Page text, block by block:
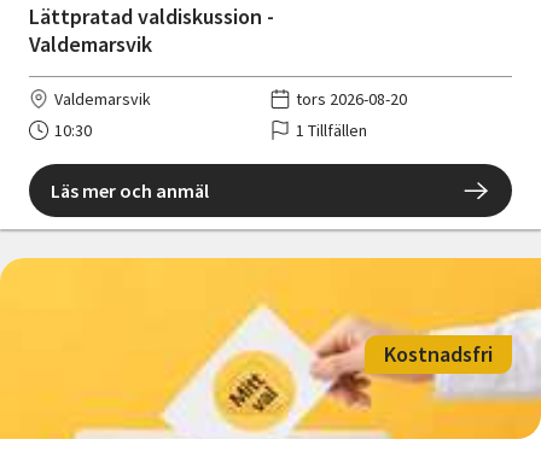
Lättpratad valdiskussion -
Valdemarsvik
Valdemarsvik
tors 2026-08-20
10:30
1 Tillfällen
Läs mer och anmäl
Kostnadsfri